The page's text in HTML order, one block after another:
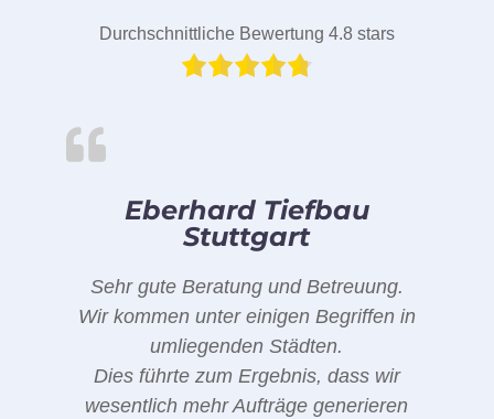
Durchschnittliche Bewertung 4.8 stars
Eberhard Tiefbau
Stuttgart
Sehr gute Beratung und Betreuung.
Wir kommen unter einigen Begriffen in
umliegenden Städten.
Dies führte zum Ergebnis, dass wir
wesentlich mehr Aufträge generieren